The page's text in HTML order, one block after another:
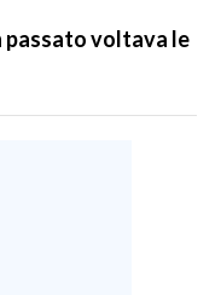
passato voltava le